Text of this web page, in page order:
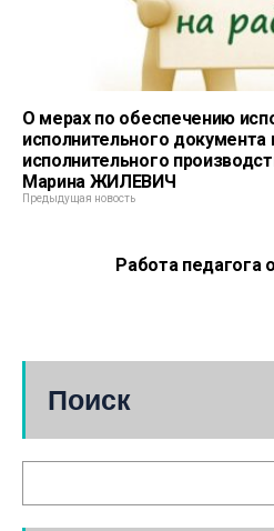
О мерах по обеспечению
исполнительного документа
исполнительного
Марина ЖИЛЕВИЧ
Предыдущая новость
Работа педагога
Поиск